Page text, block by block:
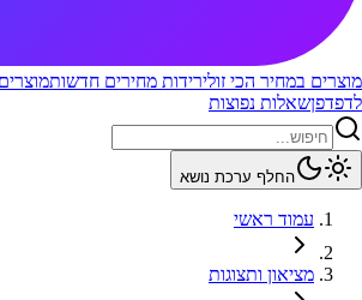
מוצרים במחיר הכי זולירידות מחירים חדשות
לדפדפןשאלות נפוצות
החלף ערכת נושא
עמוד ראשי
מציאון ותצוגות